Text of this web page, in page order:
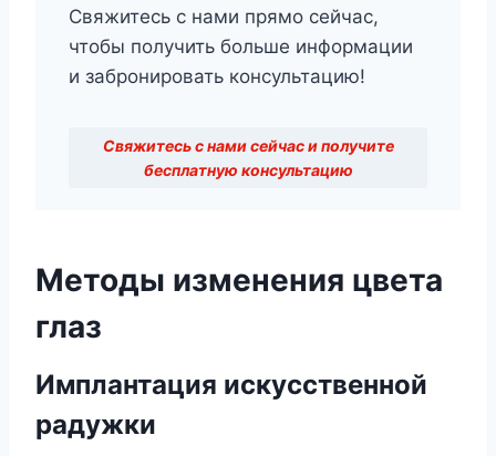
Свяжитесь с нами прямо сейчас,
чтобы получить больше информации
и забронировать консультацию!
Свяжитесь с нами сейчас и получите
бесплатную консультацию
Методы изменения цвета
глаз
Имплантация искусственной
радужки